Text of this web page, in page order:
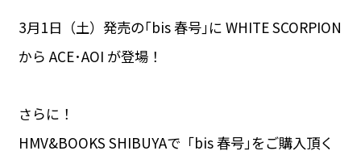
3月1日（土）発売の｢bis 春号｣に WHITE SCORPION
から ACE･AOI が登場！
さらに！
HMV&BOOKS SHIBUYAで「bis 春号｣をご購入頂く